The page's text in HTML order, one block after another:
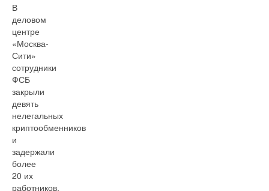
В
деловом
центре
«Москва-
Сити»
сотрудники
ФСБ
закрыли
девять
нелегальных
криптообменников
и
задержали
более
20 их
работников.